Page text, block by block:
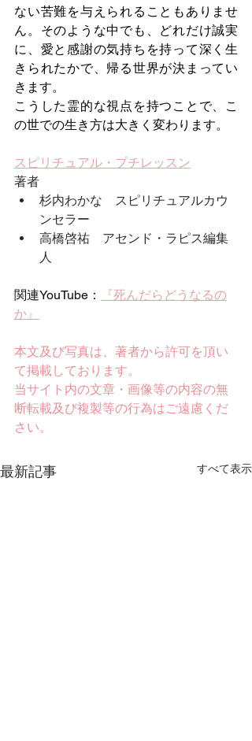
ない苦難を与えられることもありませ
ん。そのような中でも、どれだけ誠実
に、愛と感謝の気持ちを持って深く生
きられたかで、帰る世界が決まってい
きます。
こうした霊的な視点を持つことで、こ
の世での生き方は大きく変わります。
スピリチュアル・プチレッスン
著者
杉内わかな　スピリチュアルカウ
ンセラー
高橋啓祐　アセンド・ラピス編集
人
関連YouTube：
『死んだらどうなるの
か』
本文及び写真は、著者から許可を頂い
て掲載しております。
当サイト内の文章・画像等の内容の無
断転載及び複製等の行為はご遠慮くだ
さい。
最新記事 すべて表示